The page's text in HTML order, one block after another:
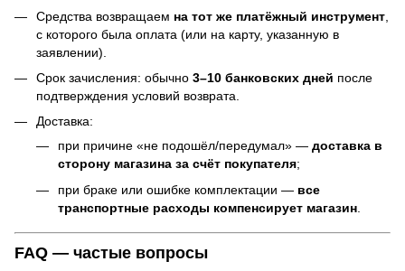
Средства возвращаем на тот же платёжный инструмент
с которого была оплата (или на карту, указанную в
заявлении).
Срок зачисления: обычно 3–10 банковских дней после
подтверждения условий возврата.
Доставка:
при причине «не подошёл/передумал» — доставка в
сторону магазина за счёт покупателя;
при браке или ошибке комплектации — все
транспортные расходы компенсирует магазин
FAQ — частые вопросы